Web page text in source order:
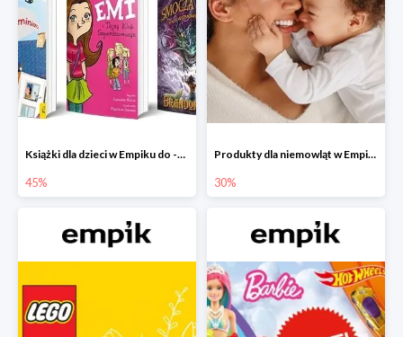
Książki dla dzieci w Empiku do -45%
45%
Produkty dla niemowląt w Empiku do -30%
30%